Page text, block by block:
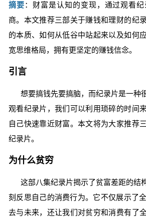
摘要：财富是认知的变现，通过观看
商。本文推荐三部关于赚钱和理财的纪
的本质、如何从低谷中站起来以及如何
宽思维格局，拥有更坚定的赚钱信念。
引言
想要搞钱先要搞脑，而纪录片是一种
观看纪录片，我们可以利用琐碎的时间
自己快速靠近财富。本文将为大家推荐
纪录片。
为什么贫穷
这部八集纪录片揭示了贫富差距的结
刻反思自己的消费行为。它不仅展示了
去与未来，还让我们对贫穷和消费有了